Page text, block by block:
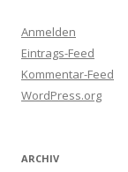
Anmelden
Eintrags-Feed
Kommentar-Feed
WordPress.org
ARCHIV